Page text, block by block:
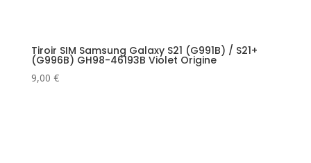
Tiroir SIM Samsung Galaxy S21 (G991B) / S21+
(G996B) GH98-46193B Violet Origine
9,00 €